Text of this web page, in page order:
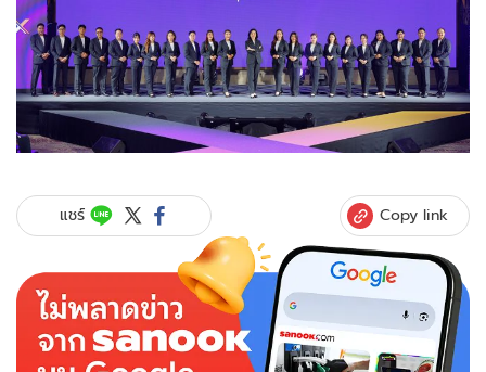
แชร์ Copy link